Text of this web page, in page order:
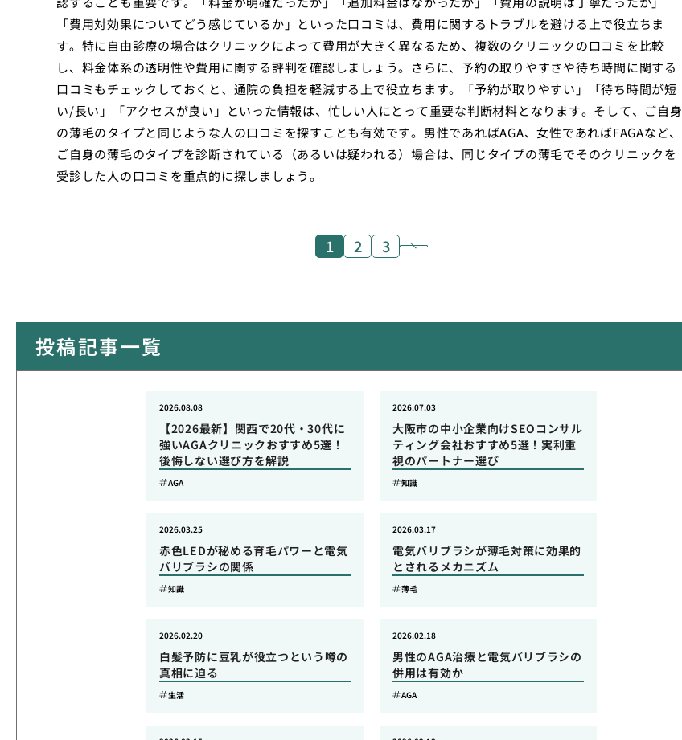
「費用対効果についてどう感じているか」といった口コミは、費用に関するトラブルを避ける上で役立ちま
す。特に自由診療の場合はクリニックによって費用が大きく異なるため、複数のクリニックの口コミを比較
し、料金体系の透明性や費用に関する評判を確認しましょう。さらに、予約の取りやすさや待ち時間に関する
口コミもチェックしておくと、通院の負担を軽減する上で役立ちます。「予約が取りやすい」「待ち時間が短
い/長い」「アクセスが良い」といった情報は、忙しい人にとって重要な判断材料となります。そして、ご自身
の薄毛のタイプと同じような人の口コミを探すことも有効です。男性であればAGA、女性であればFAGAなど、
ご自身の薄毛のタイプを診断されている（あるいは疑われる）場合は、同じタイプの薄毛でそのクリニックを
受診した人の口コミを重点的に探しましょう。
1 2 3
投稿記事一覧
【2026最新】関西で20代・30代に
強いAGAクリニックおすすめ5選！
後悔しない選び方を解説
2026.08.08
AGA
大阪市の中小企業向けSEOコンサル
ティング会社おすすめ5選！実利重
視のパートナー選び
2026.07.03
知識
赤色LEDが秘める育毛パワーと電気
バリブラシの関係
2026.03.25
知識
電気バリブラシが薄毛対策に効果的
とされるメカニズム
2026.03.17
薄毛
白髪予防に豆乳が役立つという噂の
真相に迫る
2026.02.20
生活
男性のAGA治療と電気バリブラシの
併用は有効か
2026.02.18
AGA